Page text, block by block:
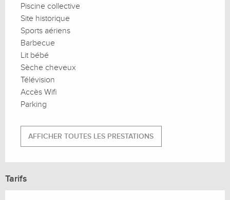
Piscine collective
Site historique
Sports aériens
Barbecue
Lit bébé
Sèche cheveux
Télévision
Accès Wifi
Parking
AFFICHER TOUTES LES PRESTATIONS
Tarifs